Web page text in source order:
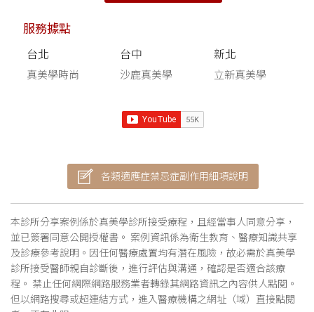
服務據點
台北
真美學時尚
台中
沙鹿真美學
新北
立新真美學
各類適應症禁忌症副作用細項說明
本診所分享案例係於真美學診所接受療程，且經當事人同意分享，
並已簽署同意公開授權書。 案例資訊係為衛生教育、醫療知識共享
及診療參考說明。因任何醫療處置均有潛在風險，故必需於真美學
診所接受醫師親自診斷後，進行評估與溝通，確認是否適合該療
程。 禁止任何網際網路服務業者轉錄其網路資訊之內容供人點閱。
但以網路搜尋或超連結方式，進入醫療機構之網址（域）直接點閱